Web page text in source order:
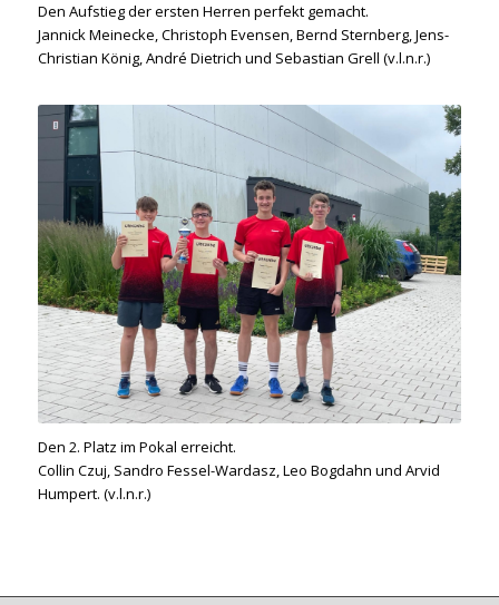
Den Aufstieg der ersten Herren perfekt gemacht.
Jannick Meinecke, Christoph Evensen, Bernd Sternberg, Jens-
Christian König, André Dietrich und Sebastian Grell (v.l.n.r.)
Den 2. Platz im Pokal erreicht.
Collin Czuj, Sandro Fessel-Wardasz, Leo Bogdahn und Arvid
Humpert. (v.l.n.r.)